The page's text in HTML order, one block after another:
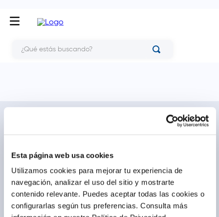
Esta página web usa cookies
Utilizamos cookies para mejorar tu experiencia de
navegación, analizar el uso del sitio y mostrarte
contenido relevante. Puedes aceptar todas las cookies o
configurarlas según tus preferencias. Consulta más
Conócenos
Trabaja con nosotros
Ventas corporativas
Contáctanos
Cómo comprar
Locales
Delivery
LEGAL
CALL CENTER